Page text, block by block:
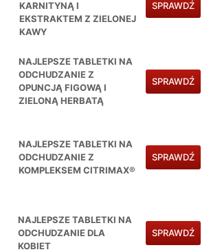
KARNITYNĄ I
EKSTRAKTEM Z ZIELONEJ
KAWY
SPRAWDŹ
NAJLEPSZE TABLETKI NA
ODCHUDZANIE Z
OPUNCJĄ FIGOWĄ I
ZIELONĄ HERBATĄ
SPRAWDŹ
NAJLEPSZE TABLETKI NA
ODCHUDZANIE Z
KOMPLEKSEM CITRIMAX®
SPRAWDŹ
NAJLEPSZE TABLETKI NA
ODCHUDZANIE DLA
KOBIET
SPRAWDŹ